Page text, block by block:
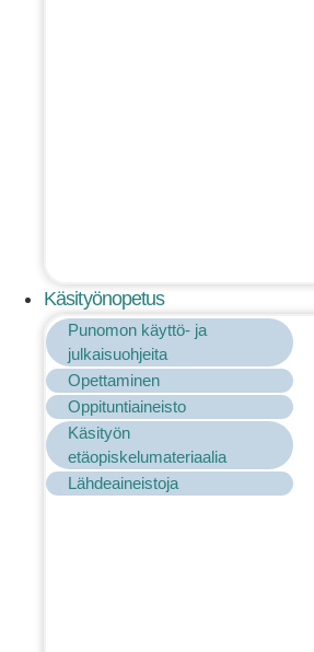
Käsityönopetus
Punomon käyttö- ja
julkaisuohjeita
Opettaminen
Oppituntiaineisto
Käsityön
etäopiskelumateriaalia
Lähdeaineistoja